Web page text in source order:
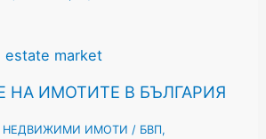
НА ИМОТИТЕ В БЪЛГАРИЯ
НЕДВИЖИМИ ИМОТИ / БВП,